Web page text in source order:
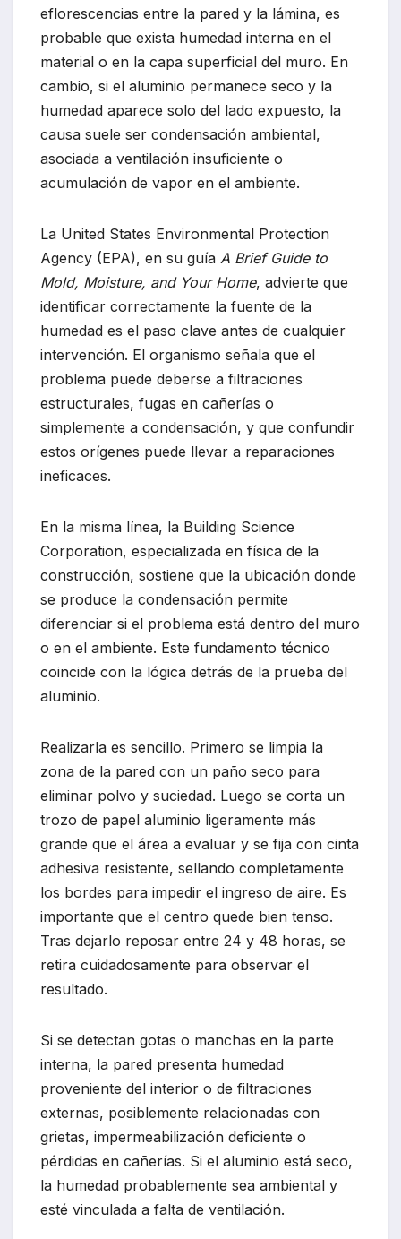
eflorescencias entre la pared y la lámina, es
probable que exista humedad interna en el
material o en la capa superficial del muro. En
cambio, si el aluminio permanece seco y la
humedad aparece solo del lado expuesto, la
causa suele ser condensación ambiental,
asociada a ventilación insuficiente o
acumulación de vapor en el ambiente.
La United States Environmental Protection
Agency (EPA), en su guía A Brief Guide to
Mold, Moisture, and Your Home, advierte que
identificar correctamente la fuente de la
humedad es el paso clave antes de cualquier
intervención. El organismo señala que el
problema puede deberse a filtraciones
estructurales, fugas en cañerías o
simplemente a condensación, y que confundir
estos orígenes puede llevar a reparaciones
ineficaces.
En la misma línea, la Building Science
Corporation, especializada en física de la
construcción, sostiene que la ubicación donde
se produce la condensación permite
diferenciar si el problema está dentro del muro
o en el ambiente. Este fundamento técnico
coincide con la lógica detrás de la prueba del
aluminio.
Realizarla es sencillo. Primero se limpia la
zona de la pared con un paño seco para
eliminar polvo y suciedad. Luego se corta un
trozo de papel aluminio ligeramente más
grande que el área a evaluar y se fija con cinta
adhesiva resistente, sellando completamente
los bordes para impedir el ingreso de aire. Es
importante que el centro quede bien tenso.
Tras dejarlo reposar entre 24 y 48 horas, se
retira cuidadosamente para observar el
resultado.
Si se detectan gotas o manchas en la parte
interna, la pared presenta humedad
proveniente del interior o de filtraciones
externas, posiblemente relacionadas con
grietas, impermeabilización deficiente o
pérdidas en cañerías. Si el aluminio está seco,
la humedad probablemente sea ambiental y
esté vinculada a falta de ventilación.